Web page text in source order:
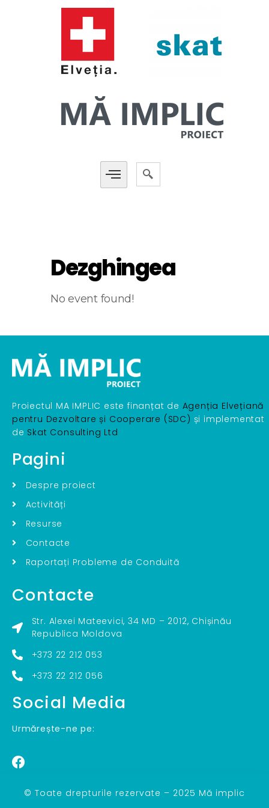
Dezghingea
No event found!
Proiectul MA IMPLIC este finanțat de Agenția Elvețiană
pentru Dezvoltare și Cooperare (SDC) și implementat
de Skat Consulting Ltd
Pagini
Despre proiect
Activități
Resurse
Contacte
Raportați Probleme de Conduită
Contacte
Str. Alexei Mateevici, 34 MD – 2012, Chișinău
Republica Moldova
+373 22 212 053
+373 22 212 056
Social Media
Urmărește-ne pe:
© Toate drepturile rezervate – 2025 Mă implic